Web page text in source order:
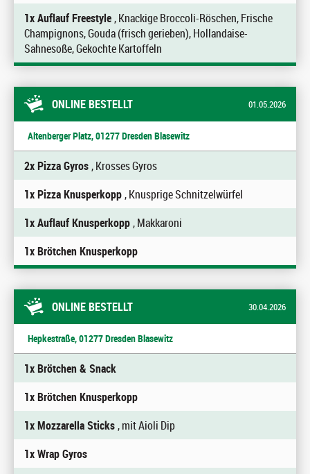
1x Auflauf Freestyle, Knackige Broccoli-Röschen, Frische
Champignons, Gouda (frisch gerieben), Hollandaise-
Sahnesoße, Gekochte Kartoffeln
ONLINE BESTELLT 01.05.2026
Altenberger Platz, 01277 Dresden Blasewitz
2x Pizza Gyros, Krosses Gyros
1x Pizza Knusperkopp, Knusprige Schnitzelwürfel
1x Auflauf Knusperkopp, Makkaroni
1x Brötchen Knusperkopp
ONLINE BESTELLT 30.04.2026
Hepkestraße, 01277 Dresden Blasewitz
1x Brötchen & Snack
1x Brötchen Knusperkopp
1x Mozzarella Sticks, mit Aioli Dip
1x Wrap Gyros